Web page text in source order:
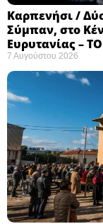
Καρπενήσι /
Σύμπαν, στο
Ευρυτανίας –
7 Αυγούστου 2026